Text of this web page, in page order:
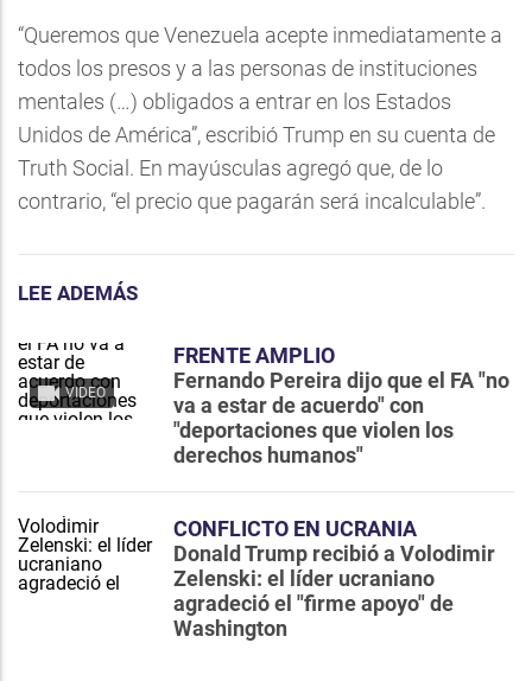
“Queremos que Venezuela acepte inmediatamente a
todos los presos y a las personas de instituciones
mentales (…) obligados a entrar en los Estados
Unidos de América”, escribió Trump en su cuenta de
Truth Social. En mayúsculas agregó que, de lo
contrario, “el precio que pagarán será incalculable”.
LEE ADEMÁS
VIDEO
FRENTE AMPLIO
Fernando Pereira dijo que el FA "no
va a estar de acuerdo" con
"deportaciones que violen los
derechos humanos"
CONFLICTO EN UCRANIA
Donald Trump recibió a Volodimir
Zelenski: el líder ucraniano
agradeció el "firme apoyo" de
Washington